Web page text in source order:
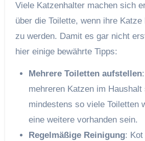
Viele Katzenhalter machen sich
über die Toilette, wenn ihre
zu werden. Damit es gar nicht
hier einige bewährte Tipps:
Mehrere Toiletten aufstellen
mehreren Katzen im Haushalt
mindestens so viele Toiletten
eine weitere vorhanden sein.
Regelmäßige Reinigung: Kot